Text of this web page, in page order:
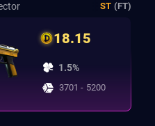
ST (FT)
18.15
1.5%
3701 - 5200